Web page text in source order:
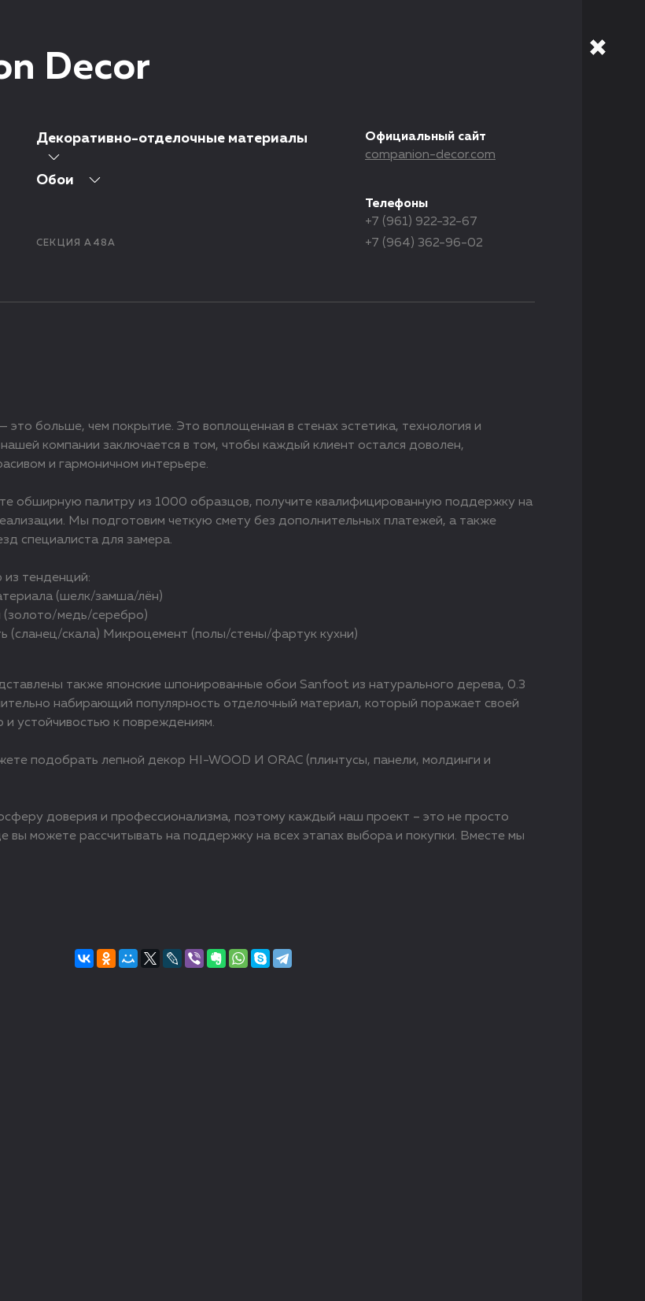
Decor
Декоративно-отделочные материалы
Обои
СЕКЦИЯ А48А
Официальный сайт
companion-decor.com
Телефоны
+7 (961) 922-32-67
+7 (964) 362-96-02
это больше, чем покрытие. Это воплощенная в стенах эстетика, технология и
компании заключается в том, чтобы каждый клиент остался доволен,
и гармоничном интерьере.
обширную палитру из 1000 образцов, получите квалифицированную поддержку на
Мы подготовим четкую смету без дополнительных платежей, а также
специалиста для замера.
тенденций:
(шелк/замша/лён)
медь/серебро)
(сланец/скала) Микроцемент (полы/стены/фартук кухни)
также японские шпонированные обои Sanfoot из натурального дерева, 0.3
набирающий популярность отделочный материал, который поражает своей
и устойчивостью к повреждениям.
подобрать лепной декор HI-WOOD И ORAC (плинтусы, панели, молдинги и
доверия и профессионализма, поэтому каждый наш проект – это не просто
вы можете рассчитывать на поддержку на всех этапах выбора и покупки. Вместе мы